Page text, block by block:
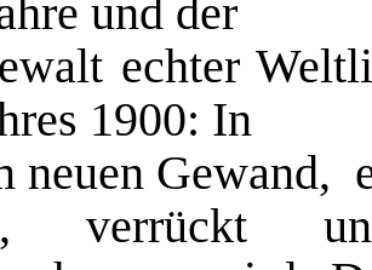
und der
echter
1900: In
neuen Gewand,
verrückt